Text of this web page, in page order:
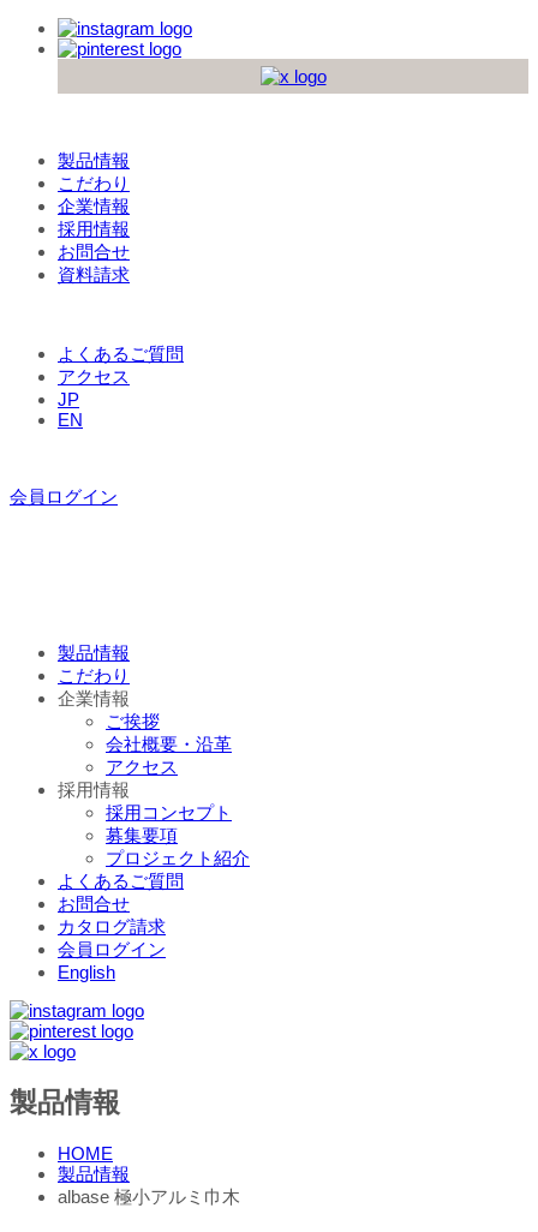
製品情報
こだわり
企業情報
採用情報
お問合せ
資料請求
よくあるご質問
アクセス
JP
EN
会員ログイン
製品情報
こだわり
企業情報
ご挨拶
会社概要・沿革
アクセス
採用情報
採用コンセプト
募集要項
プロジェクト紹介
よくあるご質問
お問合せ
カタログ請求
会員ログイン
English
製品情報
HOME
製品情報
albase 極小アルミ巾木